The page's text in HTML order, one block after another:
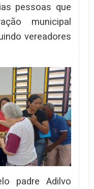
pessoas que
municipal
vereadores
padre Adilvo